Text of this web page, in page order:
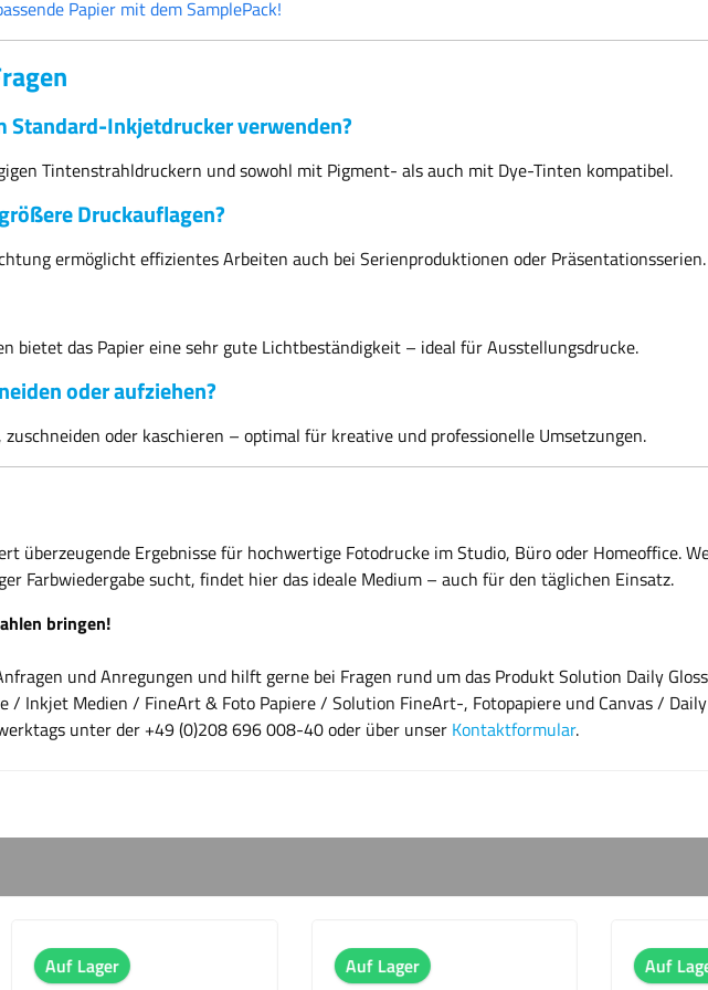
Papier mit dem SamplePack!
Standard-Inkjetdrucker verwenden?
Tintenstrahldruckern und sowohl mit Pigment- als auch mit Dye-Tinten kompatibel.
Druckauflagen?
ermöglicht effizientes Arbeiten auch bei Serienproduktionen oder Präsentationsserien.
bietet das Papier eine sehr gute Lichtbeständigkeit – ideal für Ausstellungsdrucke.
oder aufziehen?
oder kaschieren – optimal für kreative und professionelle Umsetzungen.
überzeugende Ergebnisse für hochwertige Fotodrucke im Studio, Büro oder Homeoffice.
Farbwiedergabe sucht, findet hier das ideale Medium – auch für den täglichen Einsatz.
bringen!
und Anregungen und hilft gerne bei Fragen rund um das Produkt Solution Daily
/ Inkjet Medien / FineArt & Foto Papiere / Solution FineArt-, Fotopapiere und Canvas /
unter der +49 (0)208 696 008-40 oder über unser Kontaktformular.
Auf Lager Auf Lager